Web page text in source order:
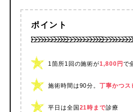
ポイント
1箇所1回の施術が1,800円 で
施術時間は90分。丁寧かつス
平日は全国 21時まで診療